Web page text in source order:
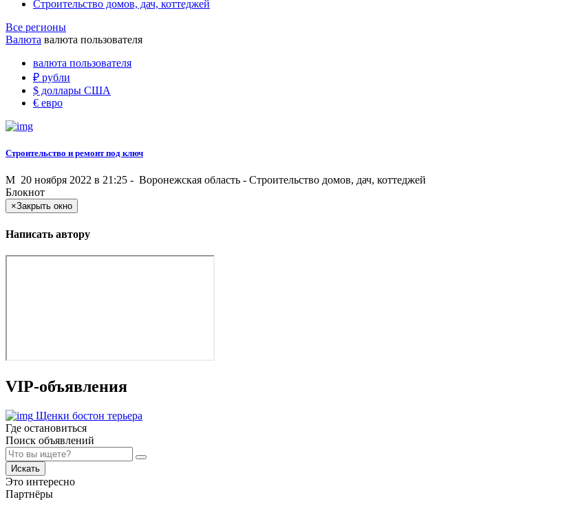
Строительство домов, дач, коттеджей
Все регионы
Валюта валюта пользователя
валюта пользователя
₽ рубли
$ доллары США
€ евро
Строительство и ремонт под ключ
M 20 ноября 2022 в 21:25 - Воронежская область - Строительство домов, дач, коттеджей
Блокнот
×Закрыть окно
Написать автору
VIP-объявления
Щенки бостон терьера
Где остановиться
Поиск объявлений
Искать
Это интересно
Партнёры